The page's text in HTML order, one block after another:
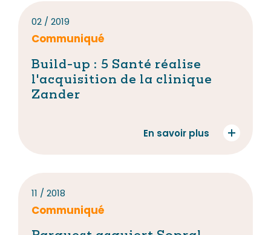
02 / 2019
Communiqué
Build-up : 5 Santé réalise
l'acquisition de la clinique
Zander
En savoir plus
11 / 2018
Communiqué